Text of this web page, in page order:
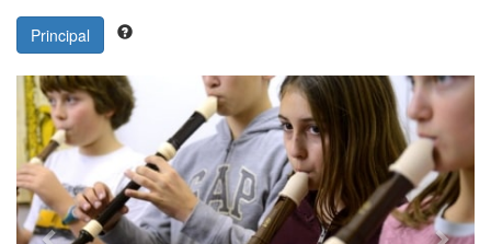
Principal
Previous Next